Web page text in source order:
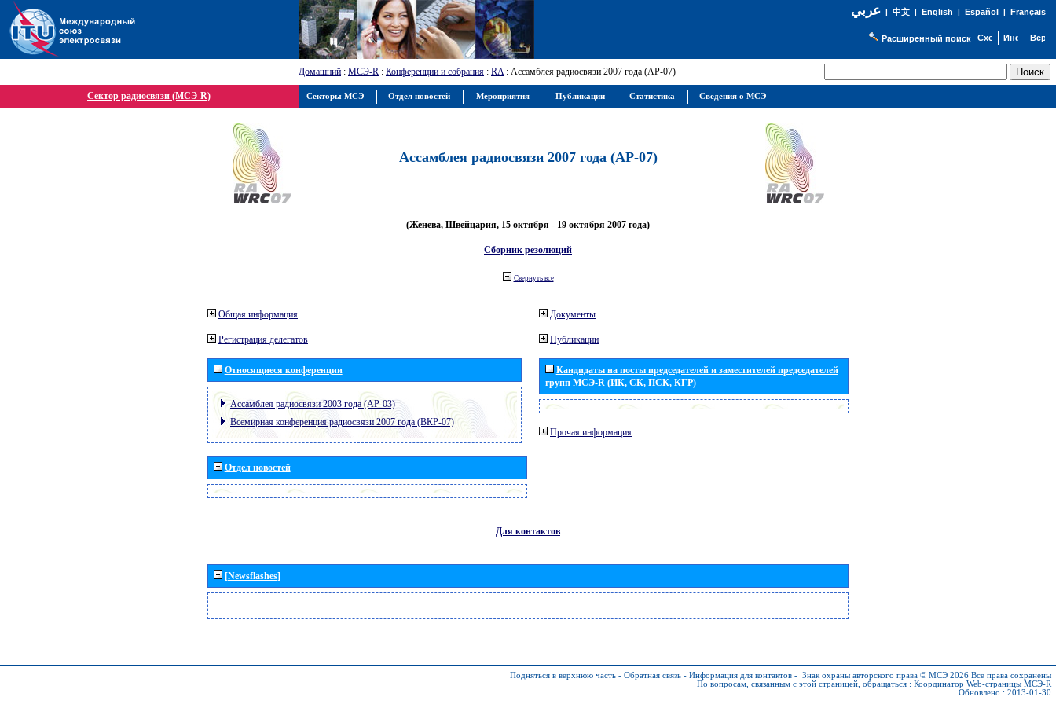
عربي| 中文| English | Español | Français
Расширенный поиск
Домашний : МСЭ-R : Конференции и собрания : RA: Ассамблея радиосвязи 2007 года (АР-07)
Сектор радиосвязи (МСЭ-R)
Ассамблея радиосвязи 2007 года (АР-07)
(Женева, Швейцария, 15 октября - 19 октября 2007 года)
Сборник резолюций
Свернуть все
Общая информация
Регистрация делегатов
Относящиеся конференции
Ассамблея радиосвязи 2003 года (АР-03)
Всемирная конференция радиосвязи 2007 года (ВКР-07)
Отдел новостей
Документы
Публикации
Кандидаты на посты председателей и заместителей председателей
групп МСЭ-R (ИК, СК, ПСК, КГР)
Прочая информация
Для контактов
[Newsflashes]
Подняться в верхнюю часть - Обратная связь - Информация для контактов - Знак охраны авторского права © МСЭ 2026 Все права сохранены
По вопросам, связанным с этой страницей, обращаться : Координатор Web-страницы МСЭ-R
Обновлено : 2013-01-30
Секторы МСЭ Отдел новостей Мероприятия Публикации Статистика Сведения о МСЭ